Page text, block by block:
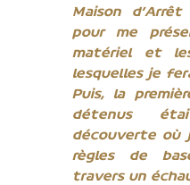
Maison
pour me
matériel et
lesquelles je
Puis, la
détenus
découverte où
règles de
travers un